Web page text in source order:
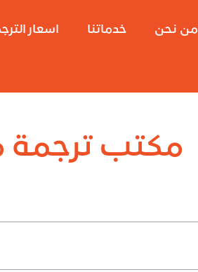
من نحن خدماتنا اسعار
مكتب ترجمة